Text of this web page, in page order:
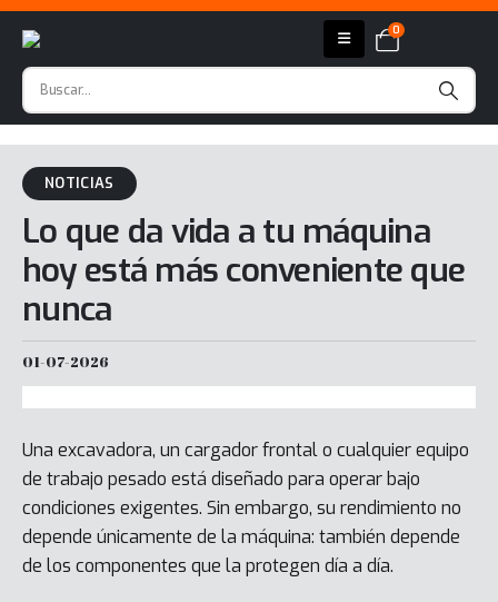
0
NOTICIAS
Lo que da vida a tu máquina
hoy está más conveniente que
nunca
01-07-2026
Una excavadora, un cargador frontal o cualquier equipo
de trabajo pesado está diseñado para operar bajo
condiciones exigentes. Sin embargo, su rendimiento no
depende únicamente de la máquina: también depende
de los componentes que la protegen día a día.